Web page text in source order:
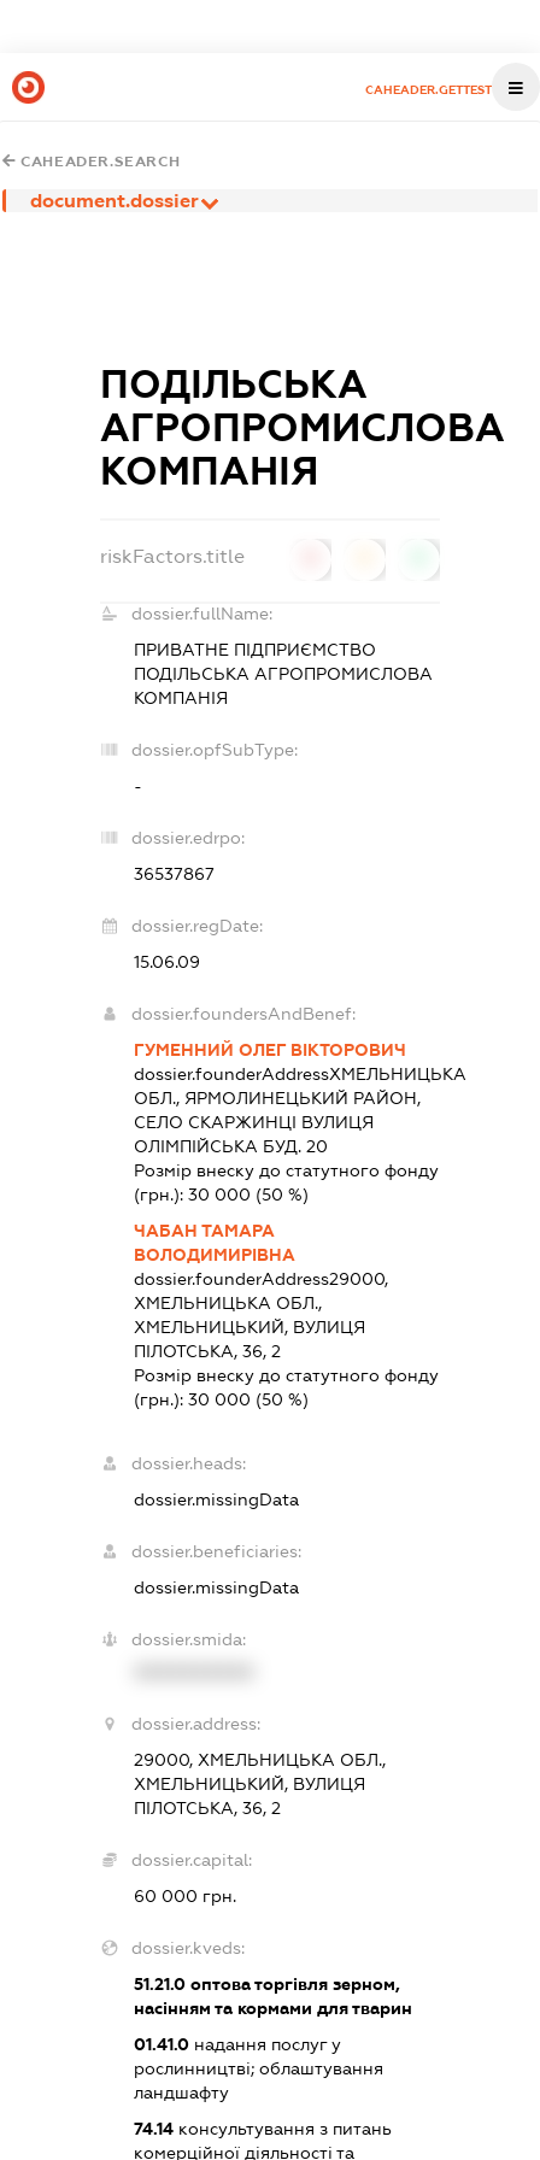
CAHEADER.GETTEST
CAHEADER.SEARCH
document.dossier
ПОДІЛЬСЬКА
АГРОПРОМИСЛОВА
КОМПАНІЯ
riskFactors.title
dossier.fullName:
ПРИВАТНЕ ПІДПРИЄМСТВО
ПОДІЛЬСЬКА АГРОПРОМИСЛОВА
КОМПАНІЯ
dossier.opfSubType:
-
dossier.edrpo:
36537867
dossier.regDate:
15.06.09
dossier.foundersAndBenef:
ГУМЕННИЙ ОЛЕГ ВІКТОРОВИЧ
dossier.founderAddressХМЕЛЬНИЦЬКА
ОБЛ., ЯРМОЛИНЕЦЬКИЙ РАЙОН,
СЕЛО СКАРЖИНЦІ ВУЛИЦЯ
ОЛІМПІЙСЬКА БУД. 20
Розмір внеску до статутного фонду
(грн.):30 000 (50 %)
ЧАБАН ТАМАРА
ВОЛОДИМИРІВНА
dossier.founderAddress29000,
ХМЕЛЬНИЦЬКА ОБЛ.,
ХМЕЛЬНИЦЬКИЙ, ВУЛИЦЯ
ПІЛОТСЬКА, 36, 2
Розмір внеску до статутного фонду
(грн.):30 000 (50 %)
dossier.heads:
dossier.missingData
dossier.beneficiaries:
dossier.missingData
dossier.smida:
dossier.address:
29000, ХМЕЛЬНИЦЬКА ОБЛ.,
ХМЕЛЬНИЦЬКИЙ, ВУЛИЦЯ
ПІЛОТСЬКА, 36, 2
dossier.capital:
60 000 грн.
dossier.kveds:
51.21.0 оптова торгівля зерном,
насінням та кормами для тварин
01.41.0 надання послуг у
рослинництві; облаштування
ландшафту
74.14 консультування з питань
комерційної діяльності та